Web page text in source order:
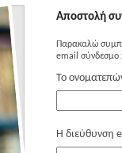
Αποστολή
Παρακαλώ
email σύνδεσμο
Το
Η διεύθυνση